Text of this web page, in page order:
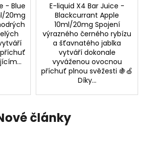
- Blue
20mg
E-liquid X4 Bar Juice -
Blackcurrant Apple
10ml/20mg Spojení
výrazného černého rybízu
a šťavnatého jablka
vytváří dokonale
vyváženou ovocnou
příchuť plnou svěžesti 🍇🍏
Díky...
články